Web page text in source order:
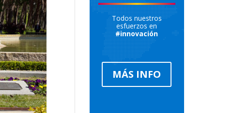
Todos nuestros
esfuerzos en
#innovación
MÁS INFO